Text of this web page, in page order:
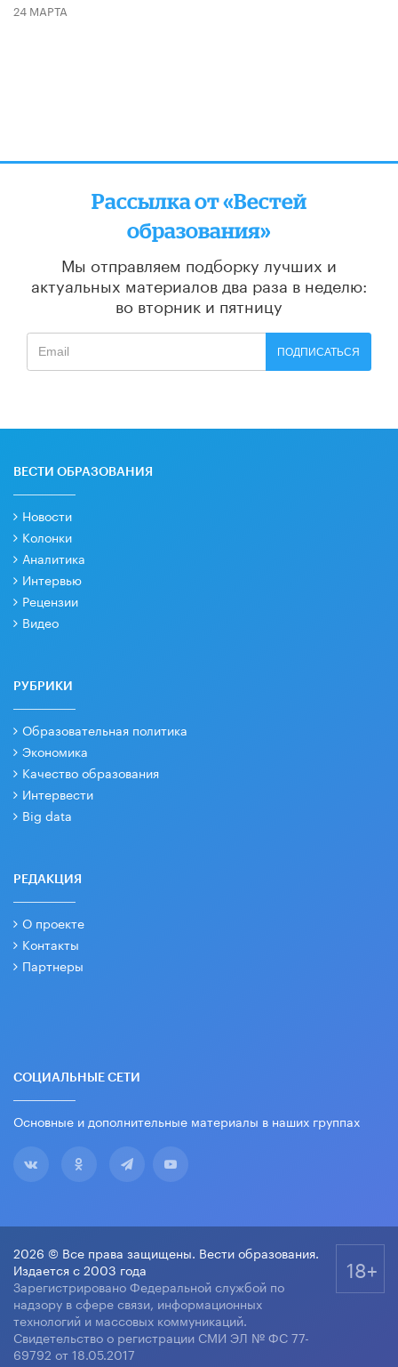
24 МАРТА
Рассылка от «Вестей
образования»
Мы отправляем подборку лучших и
актуальных материалов два раза в неделю:
во вторник и пятницу
ПОДПИСАТЬСЯ
ВЕСТИ ОБРАЗОВАНИЯ
Новости
Колонки
Аналитика
Интервью
Рецензии
Видео
РУБРИКИ
Образовательная политика
Экономика
Качество образования
Интервести
Big data
РЕДАКЦИЯ
О проекте
Контакты
Партнеры
СОЦИАЛЬНЫЕ СЕТИ
Основные и дополнительные материалы в наших группах
2026 © Все права защищены. Вести образования.
Издается с 2003 года
Зарегистрировано Федеральной службой по
надзору в сфере связи, информационных
технологий и массовых коммуникаций.
Свидетельство о регистрации СМИ ЭЛ № ФС 77-
69792 от 18.05.2017
18+